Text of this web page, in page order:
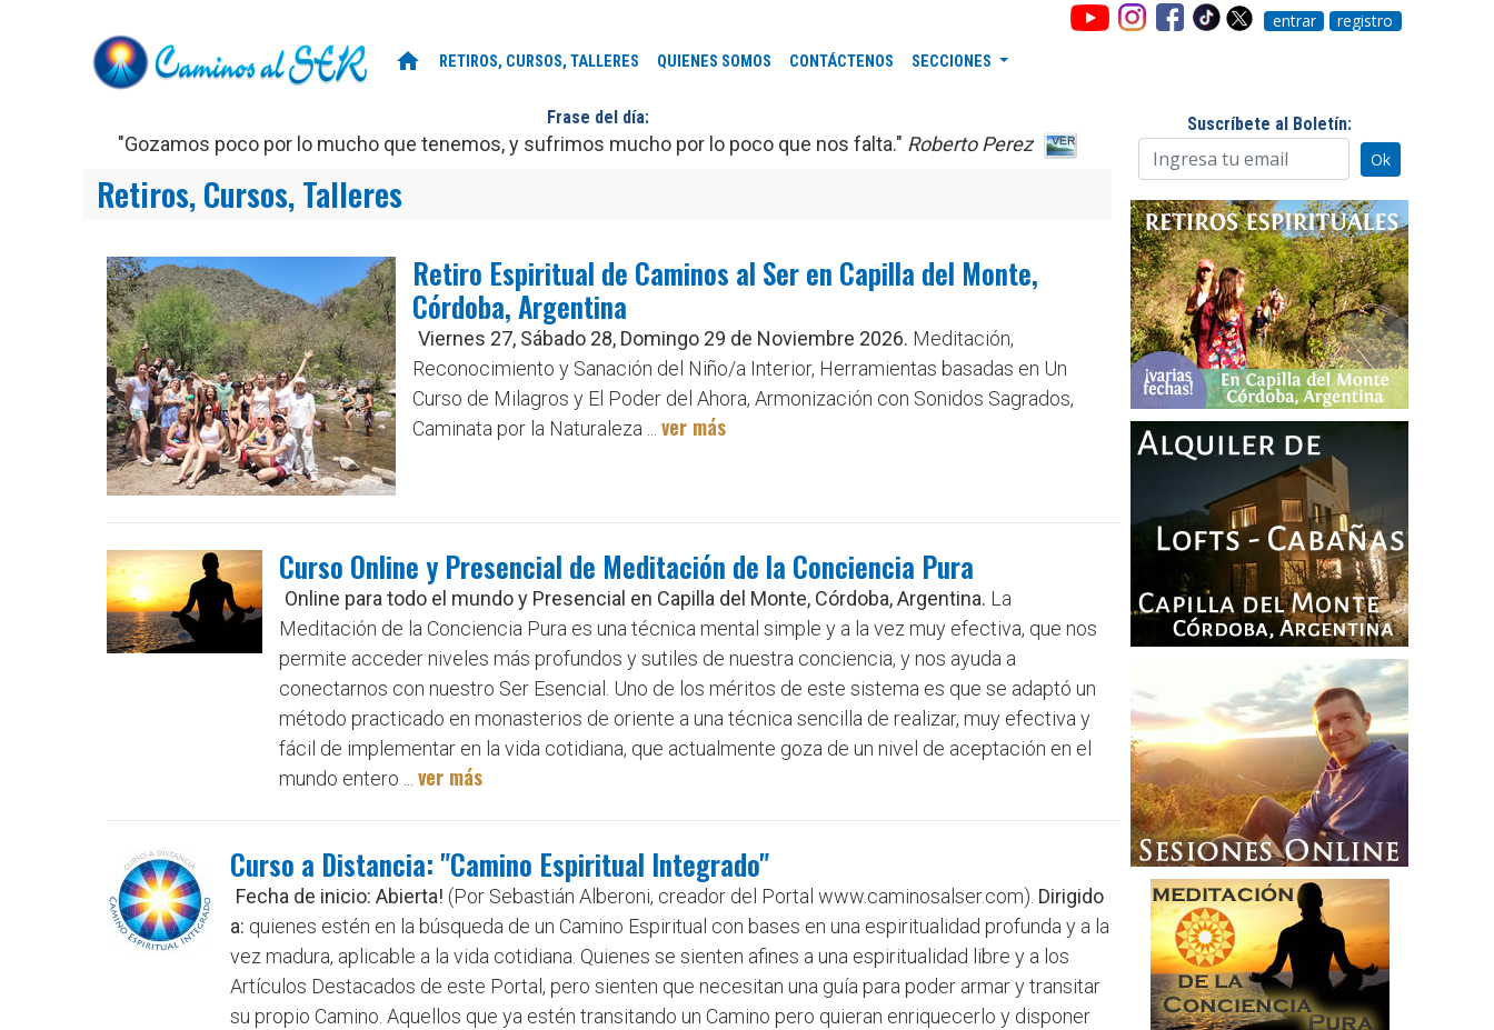
entrar registro
home RETIROS, CURSOS, TALLERES QUIENES SOMOS CONTÁCTENOS SECCIONES
Frase del día:
"Gozamos poco por lo mucho que tenemos, y sufrimos mucho por lo poco que nos falta." Roberto Perez
Retiros, Cursos, Talleres
Retiro Espiritual de Caminos al Ser en Capilla del Monte,
Córdoba, Argentina
Viernes 27, Sábado 28, Domingo 29 de Noviembre 2026. Meditación,
Reconocimiento y Sanación del Niño/a Interior, Herramientas basadas en Un
Curso de Milagros y El Poder del Ahora, Armonización con Sonidos Sagrados,
Caminata por la Naturaleza ... ver más
Curso Online y Presencial de Meditación de la Conciencia Pura
Online para todo el mundo y Presencial en Capilla del Monte, Córdoba, Argentina. La
Meditación de la Conciencia Pura es una técnica mental simple y a la vez muy efectiva, que nos
permite acceder niveles más profundos y sutiles de nuestra conciencia, y nos ayuda a
conectarnos con nuestro Ser Esencial. Uno de los méritos de este sistema es que se adaptó un
método practicado en monasterios de oriente a una técnica sencilla de realizar, muy efectiva y
fácil de implementar en la vida cotidiana, que actualmente goza de un nivel de aceptación en el
mundo entero ... ver más
Curso a Distancia: "Camino Espiritual Integrado"
Fecha de inicio: Abierta! (Por Sebastián Alberoni, creador del Portal www.caminosalser.com). Dirigido
a: quienes estén en la búsqueda de un Camino Espiritual con bases en una espiritualidad profunda y a la
vez madura, aplicable a la vida cotidiana. Quienes se sienten afines a una espiritualidad libre y a los
Artículos Destacados de este Portal, pero sienten que necesitan una guía para poder armar y transitar
su propio Camino. Aquellos que ya estén transitando un Camino pero quieran enriquecerlo y disponer
Suscríbete al Boletín: